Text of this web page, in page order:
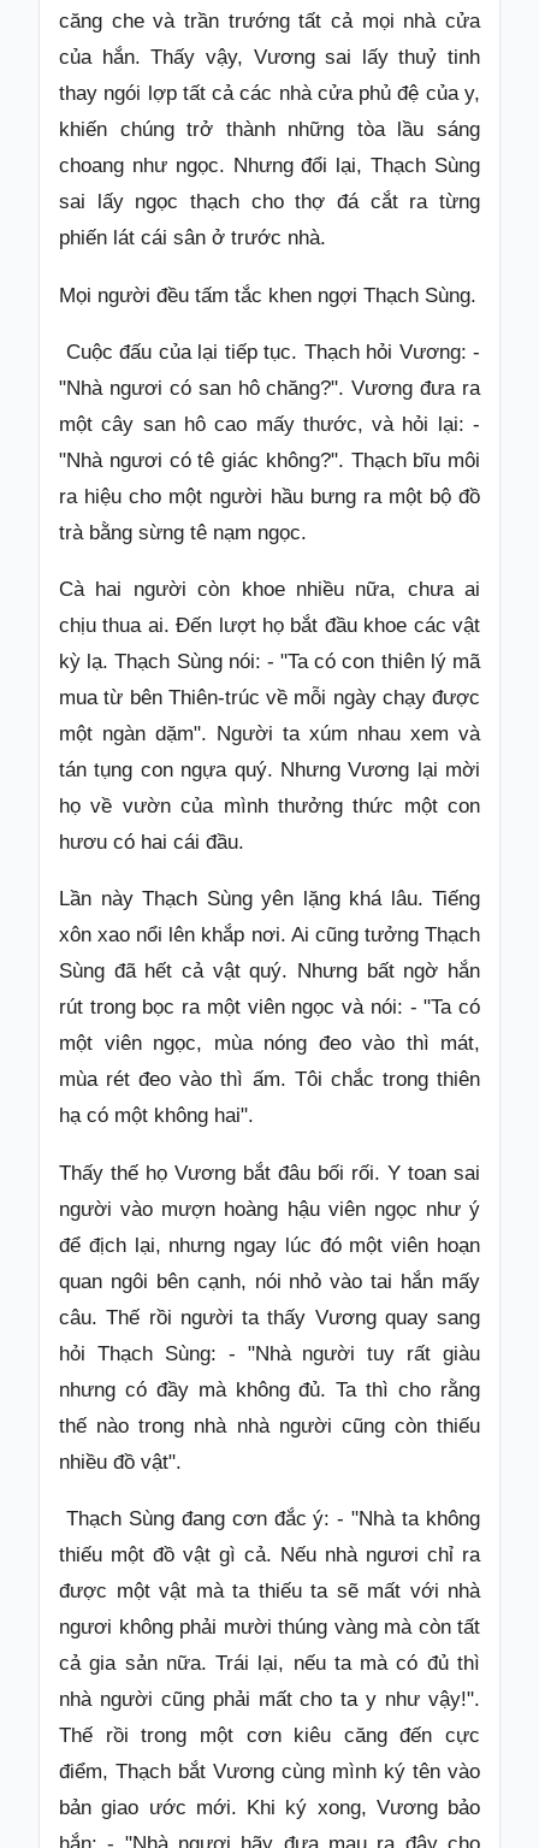
căng che và trần trướng tất cả mọi nhà cửa
của hắn. Thấy vậy, Vương sai lấy thuỷ tinh
thay ngói lợp tất cả các nhà cửa phủ đệ của y,
khiến chúng trở thành những tòa lầu sáng
choang như ngọc. Nhưng đổi lại, Thạch Sùng
sai lấy ngọc thạch cho thợ đá cắt ra từng
phiến lát cái sân ở trước nhà.
Mọi người đều tấm tắc khen ngợi Thạch Sùng.
Cuộc đấu của lại tiếp tục. Thạch hỏi Vương: -
"Nhà ngươi có san hô chăng?". Vương đưa ra
một cây san hô cao mấy thước, và hỏi lại: -
"Nhà ngươi có tê giác không?". Thạch bĩu môi
ra hiệu cho một người hầu bưng ra một bộ đồ
trà bằng sừng tê nạm ngọc.
Cà hai người còn khoe nhiều nữa, chưa ai
chịu thua ai. Đến lượt họ bắt đầu khoe các vật
kỳ lạ. Thạch Sùng nói: - "Ta có con thiên lý mã
mua từ bên Thiên-trúc về mỗi ngày chạy được
một ngàn dặm". Người ta xúm nhau xem và
tán tụng con ngựa quý. Nhưng Vương lại mời
họ về vườn của mình thưởng thức một con
hươu có hai cái đầu.
Lần này Thạch Sùng yên lặng khá lâu. Tiếng
xôn xao nổi lên khắp nơi. Ai cũng tưởng Thạch
Sùng đã hết cả vật quý. Nhưng bất ngờ hắn
rút trong bọc ra một viên ngọc và nói: - "Ta có
một viên ngọc, mùa nóng đeo vào thì mát,
mùa rét đeo vào thì ấm. Tôi chắc trong thiên
hạ có một không hai".
Thấy thế họ Vương bắt đâu bối rối. Y toan sai
người vào mượn hoàng hậu viên ngọc như ý
để địch lại, nhưng ngay lúc đó một viên hoạn
quan ngôi bên cạnh, nói nhỏ vào tai hắn mấy
câu. Thế rồi người ta thấy Vương quay sang
hỏi Thạch Sùng: - "Nhà người tuy rất giàu
nhưng có đầy mà không đủ. Ta thì cho rằng
thế nào trong nhà nhà người cũng còn thiếu
nhiều đồ vật".
Thạch Sùng đang cơn đắc ý: - "Nhà ta không
thiếu một đồ vật gì cả. Nếu nhà ngươi chỉ ra
được một vật mà ta thiếu ta sẽ mất với nhà
ngươi không phải mười thúng vàng mà còn tất
cả gia sản nữa. Trái lại, nếu ta mà có đủ thì
nhà người cũng phải mất cho ta y như vậy!".
Thế rồi trong một cơn kiêu căng đến cực
điểm, Thạch bắt Vương cùng mình ký tên vào
bản giao ước mới. Khi ký xong, Vương bảo
hắn: - "Nhà ngươi hãy đưa mau ra đây cho